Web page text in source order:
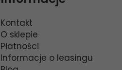
Kontakt
O sklepie
Płatności
Informacje o leasingu